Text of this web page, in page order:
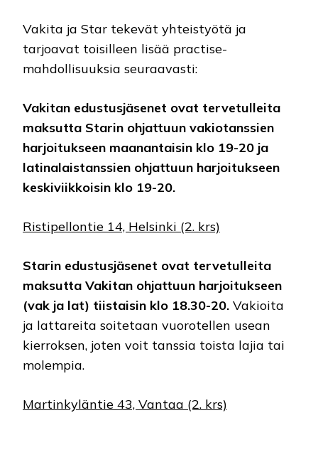
Vakita ja Star tekevät yhteistyötä ja
tarjoavat toisilleen lisää practise-
mahdollisuuksia seuraavasti:
Vakitan edustusjäsenet ovat tervetulleita
maksutta Starin ohjattuun vakiotanssien
harjoitukseen maanantaisin klo 19-20 ja
latinalaistanssien ohjattuun harjoitukseen
keskiviikkoisin klo 19-20.
Ristipellontie 14, Helsinki (2. krs)
Starin edustusjäsenet ovat tervetulleita
maksutta Vakitan ohjattuun harjoitukseen
(vak ja lat) tiistaisin klo 18.30-20. Vakioita
ja lattareita soitetaan vuorotellen usean
kierroksen, joten voit tanssia toista lajia tai
molempia.
Martinkyläntie 43, Vantaa (2. krs)